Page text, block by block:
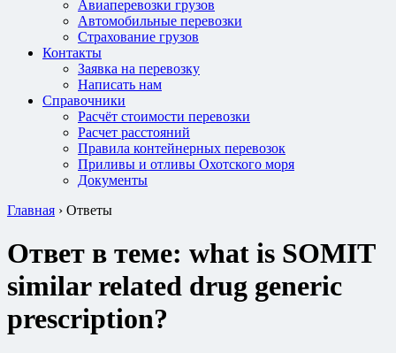
Авиаперевозки грузов
Автомобильные перевозки
Страхование грузов
Контакты
Заявка на перевозку
Написать нам
Справочники
Расчёт стоимости перевозки
Расчет расстояний
Правила контейнерных перевозок
Приливы и отливы Охотского моря
Документы
Главная › Ответы
Ответ в теме: what is SOMIT
similar related drug generic
prescription?